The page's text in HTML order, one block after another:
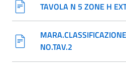
TAVOLA N 5 ZONE H
NO.TAV.2